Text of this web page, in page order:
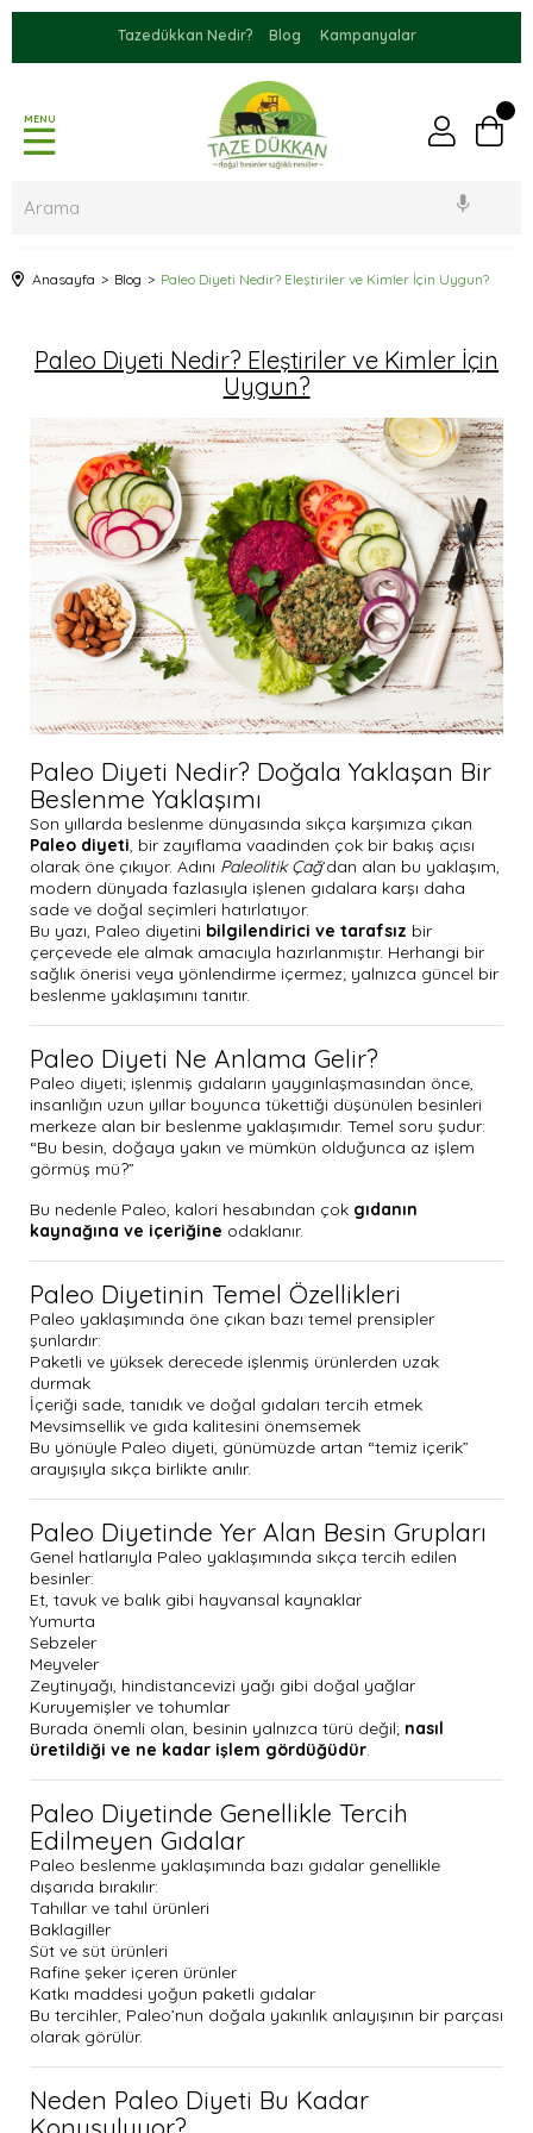
Tazedükkan Nedir? Blog Kampanyalar
MENU
Anasayfa Blog Paleo Diyeti Nedir? Eleştiriler ve Kimler İçin Uygun?
Paleo Diyeti Nedir? Eleştiriler ve Kimler İçin
Uygun?
Paleo Diyeti Nedir? Doğala Yaklaşan Bir
Beslenme Yaklaşımı
Son yıllarda beslenme dünyasında sıkça karşımıza çıkan
Paleo diyeti , bir zayıflama vaadinden çok bir bakış açısı
olarak öne çıkıyor. Adını Paleolitik Çağ’dan alan bu yaklaşım,
modern dünyada fazlasıyla işlenen gıdalara karşı daha
sade ve doğal seçimleri hatırlatıyor.
Bu yazı, Paleo diyetini bilgilendirici ve tarafsız bir
çerçevede ele almak amacıyla hazırlanmıştır. Herhangi bir
sağlık önerisi veya yönlendirme içermez; yalnızca güncel bir
beslenme yaklaşımını tanıtır.
Paleo Diyeti Ne Anlama Gelir?
Paleo diyeti; işlenmiş gıdaların yaygınlaşmasından önce,
insanlığın uzun yıllar boyunca tükettiği düşünülen besinleri
merkeze alan bir beslenme yaklaşımıdır. Temel soru şudur:
“Bu besin, doğaya yakın ve mümkün olduğunca az işlem
görmüş mü?”
Bu nedenle Paleo, kalori hesabından çok gıdanın
kaynağına ve içeriğine odaklanır.
Paleo Diyetinin Temel Özellikleri
Paleo yaklaşımında öne çıkan bazı temel prensipler
şunlardır:
Paketli ve yüksek derecede işlenmiş ürünlerden uzak
durmak
İçeriği sade, tanıdık ve doğal gıdaları tercih etmek
Mevsimsellik ve gıda kalitesini önemsemek
Bu yönüyle Paleo diyeti, günümüzde artan “temiz içerik”
arayışıyla sıkça birlikte anılır.
Paleo Diyetinde Yer Alan Besin Grupları
Genel hatlarıyla Paleo yaklaşımında sıkça tercih edilen
besinler:
Et, tavuk ve balık gibi hayvansal kaynaklar
Yumurta
Sebzeler
Meyveler
Zeytinyağı, hindistancevizi yağı gibi doğal yağlar
Kuruyemişler ve tohumlar
Burada önemli olan, besinin yalnızca türü değil; nasıl
üretildiği ve ne kadar işlem gördüğüdür
Paleo Diyetinde Genellikle Tercih
Edilmeyen Gıdalar
Paleo beslenme yaklaşımında bazı gıdalar genellikle
dışarıda bırakılır:
Tahıllar ve tahıl ürünleri
Baklagiller
Süt ve süt ürünleri
Rafine şeker içeren ürünler
Katkı maddesi yoğun paketli gıdalar
Bu tercihler, Paleo’nun doğala yakınlık anlayışının bir parçası
olarak görülür.
Neden Paleo Diyeti Bu Kadar
Konuşuluyor?